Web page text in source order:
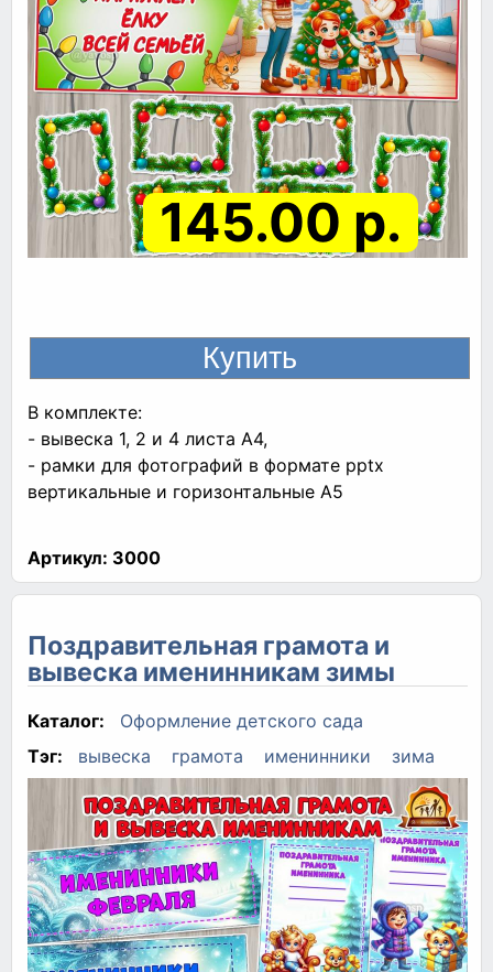
145.00 р.
В комплекте:
- вывеска 1, 2 и 4 листа А4,
- рамки для фотографий в формате pptx
вертикальные и горизонтальные А5
Артикул: 3000
Поздравительная грамота и
вывеска именинникам зимы
Каталог:
Оформление детского сада
Тэг:
вывеска грамота именинники зима